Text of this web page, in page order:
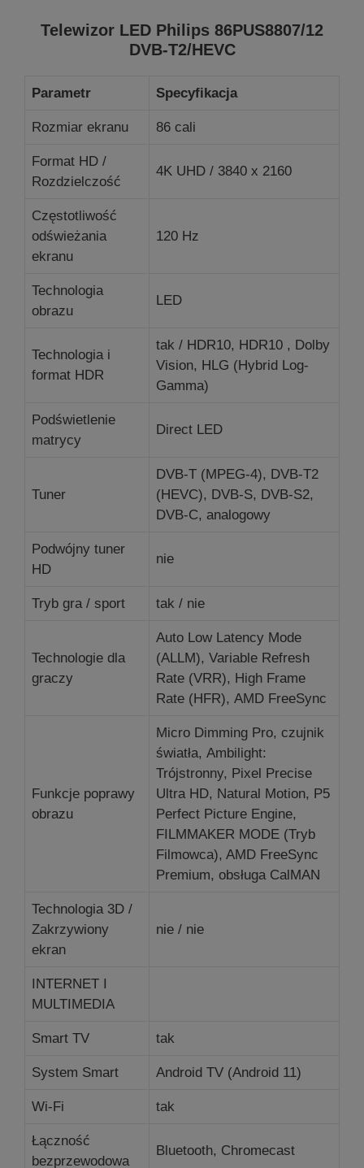
Telewizor LED Philips 86PUS8807/12
DVB-T2/HEVC
Parametr Specyfikacja
Rozmiar ekranu 86 cali
Format HD /
Rozdzielczość
4K UHD / 3840 x 2160
Częstotliwość
odświeżania
ekranu
120 Hz
Technologia
obrazu
LED
Technologia i
format HDR
tak / HDR10, HDR10 , Dolby
Vision, HLG (Hybrid Log-
Gamma)
Podświetlenie
matrycy
Direct LED
Tuner
DVB-T (MPEG-4), DVB-T2
(HEVC), DVB-S, DVB-S2,
DVB-C, analogowy
Podwójny tuner
HD
nie
Tryb gra / sport tak / nie
Technologie dla
graczy
Auto Low Latency Mode
(ALLM), Variable Refresh
Rate (VRR), High Frame
Rate (HFR), AMD FreeSync
Funkcje poprawy
obrazu
Micro Dimming Pro, czujnik
światła, Ambilight:
Trójstronny, Pixel Precise
Ultra HD, Natural Motion, P5
Perfect Picture Engine,
FILMMAKER MODE (Tryb
Filmowca), AMD FreeSync
Premium, obsługa CalMAN
Technologia 3D /
Zakrzywiony
ekran
nie / nie
INTERNET I
MULTIMEDIA
Smart TV tak
System Smart Android TV (Android 11)
Wi-Fi tak
Łączność
bezprzewodowa
Bluetooth, Chromecast